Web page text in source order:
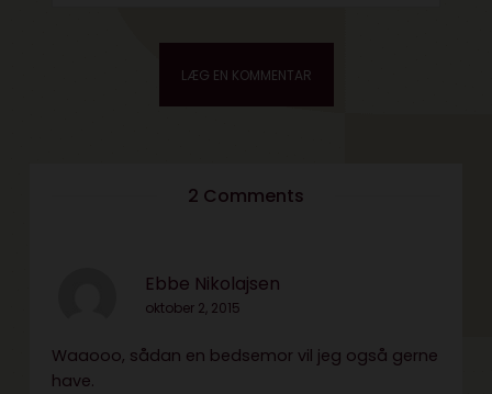
2 Comments
Ebbe Nikolajsen
oktober 2, 2015
Waaooo, sådan en bedsemor vil jeg også gerne
have.